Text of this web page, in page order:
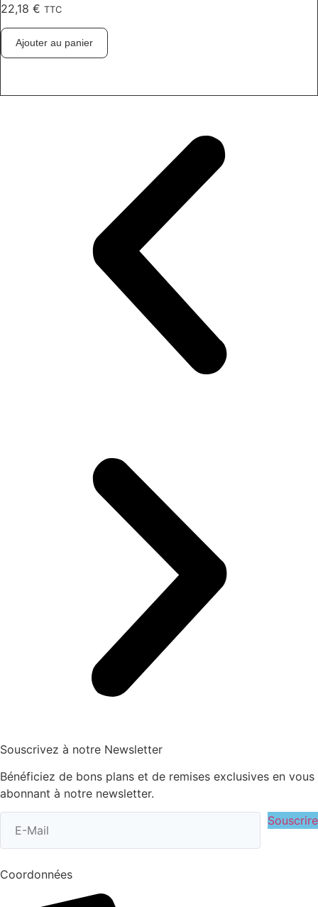
22,18 € TTC
Ajouter au panier
Souscrivez à notre Newsletter
Bénéficiez de bons plans et de remises exclusives en vous
abonnant à notre newsletter.
Souscrire
Coordonnées